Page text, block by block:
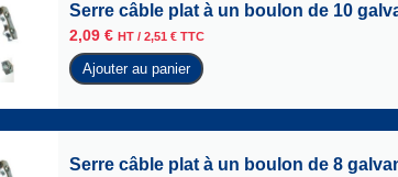
Serre câble plat à un boulon de 10
2,09 € HT / 2,51 € TTC
Ajouter au panier
Serre câble plat à un boulon de 8